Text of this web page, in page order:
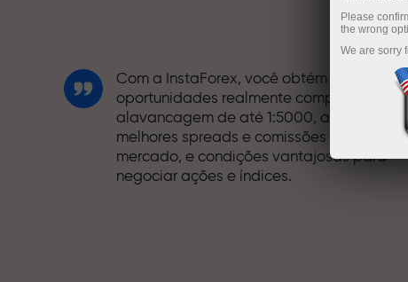
Com a InstaForex, você obtém acesso a
oportunidades realmente competitivas:
alavancagem de até 1:5000, alguns dos
melhores spreads e comissões do
mercado, e condições vantajosas para
negociar ações e índices.
Please
the wrong
We are sorry